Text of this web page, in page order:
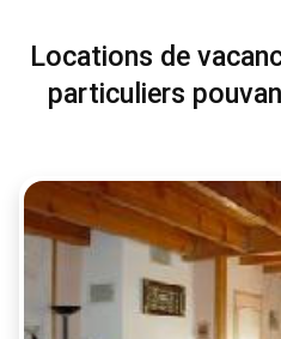
Locations de
particuliers